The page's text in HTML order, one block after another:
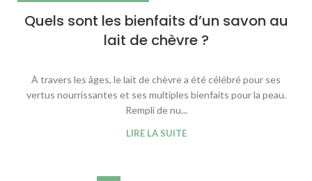
Quels sont les bienfaits d’un savon au
lait de chèvre ?
À travers les âges, le lait de chèvre a été célébré pour ses
vertus nourrissantes et ses multiples bienfaits pour la peau.
Rempli de nu...
LIRE LA SUITE